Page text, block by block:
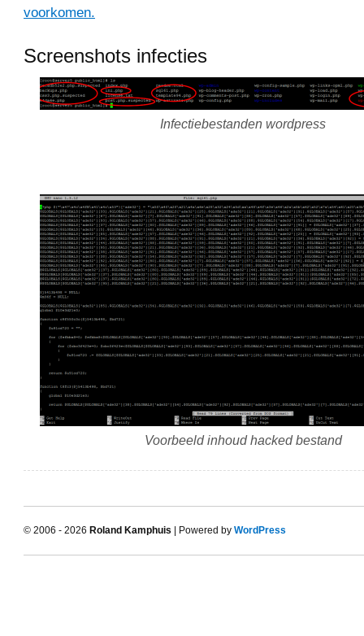
voorkomen.
Screenshots infecties
Infectiebestanden wordpress
Voorbeeld inhoud hacked bestand
© 2006 - 2026 Roland Kamphuis | Powered by WordPress